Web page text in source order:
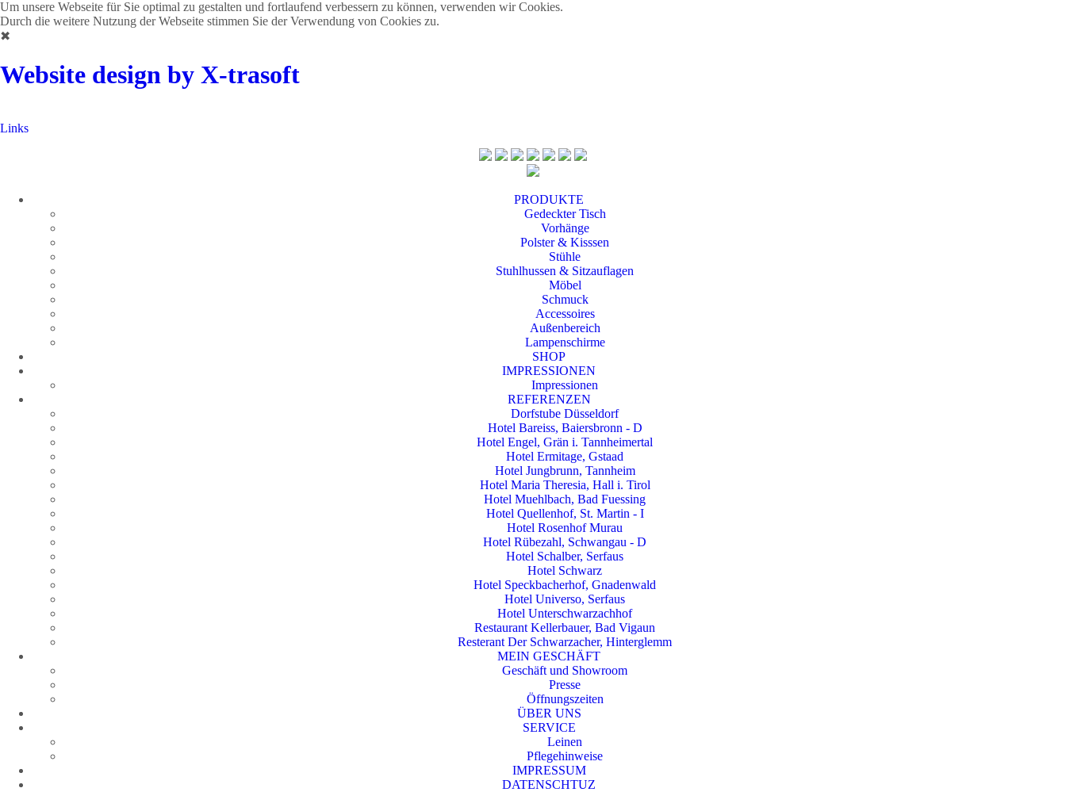
Um unsere Webseite für Sie optimal zu gestalten und fortlaufend verbessern zu können, verwenden wir Cookies.
Durch die weitere Nutzung der Webseite stimmen Sie der Verwendung von Cookies zu.
✖
Website design by X-trasoft
Links
PRODUKTE
Gedeckter Tisch
Vorhänge
Polster & Kisssen
Stühle
Stuhlhussen & Sitzauflagen
Möbel
Schmuck
Accessoires
Außenbereich
Lampenschirme
SHOP
IMPRESSIONEN
Impressionen
REFERENZEN
Dorfstube Düsseldorf
Hotel Bareiss, Baiersbronn - D
Hotel Engel, Grän i. Tannheimertal
Hotel Ermitage, Gstaad
Hotel Jungbrunn, Tannheim
Hotel Maria Theresia, Hall i. Tirol
Hotel Muehlbach, Bad Fuessing
Hotel Quellenhof, St. Martin - I
Hotel Rosenhof Murau
Hotel Rübezahl, Schwangau - D
Hotel Schalber, Serfaus
Hotel Schwarz
Hotel Speckbacherhof, Gnadenwald
Hotel Universo, Serfaus
Hotel Unterschwarzachhof
Restaurant Kellerbauer, Bad Vigaun
Resterant Der Schwarzacher, Hinterglemm
MEIN GESCHÄFT
Geschäft und Showroom
Presse
Öffnungszeiten
ÜBER UNS
SERVICE
Leinen
Pflegehinweise
IMPRESSUM
DATENSCHTUZ